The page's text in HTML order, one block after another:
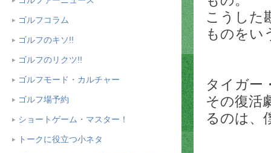
ゴルフコラム
ゴルフのキソ!!
ゴルフのリクツ!!
ゴルフモード・カルチャー
ゴルフ場予約
ショートゲーム・マスター！
トークに役立つ小ネタ
こうした
ものをい
タイガー
その復活
るのは、